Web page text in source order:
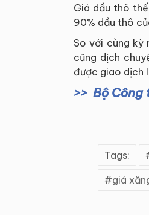
Giá dầu thô
90% dầu thô
So với cùng kỳ
cũng dịch
được giao dịch
Bộ Công
Tags:
giá